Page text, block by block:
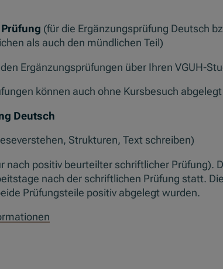
(für die Ergänzungsprüfung Deutsch
als auch den mündlichen Teil)
Ergänzungsprüfungen über Ihren VGUH-
können auch ohne Kursbesuch
Deutsch
Strukturen, Text schreiben)
nach positiv beurteilter schriftlicher Prüfung).
nach der schriftlichen Prüfung statt.
Prüfungsteile positiv abgelegt wurden.